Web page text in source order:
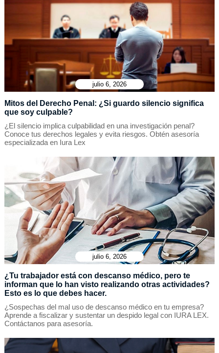
julio 6, 2026
Mitos del Derecho Penal: ¿Si guardo silencio significa
que soy culpable?
¿El silencio implica culpabilidad en una investigación penal?
Conoce tus derechos legales y evita riesgos. Obtén asesoría
especializada en Iura Lex
julio 6, 2026
¿Tu trabajador está con descanso médico, pero te
informan que lo han visto realizando otras actividades?
Esto es lo que debes hacer.
¿Sospechas del mal uso de descanso médico en tu empresa?
Aprende a fiscalizar y sustentar un despido legal con IURA LEX.
Contáctanos para asesoría.